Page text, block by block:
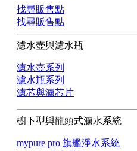
找尋販售點
找尋販售點
濾水壺與濾水瓶
濾水壺系列
濾水瓶系列
濾芯與濾芯片
櫥下型與龍頭式濾水系統
mypure pro 旗艦淨水系統